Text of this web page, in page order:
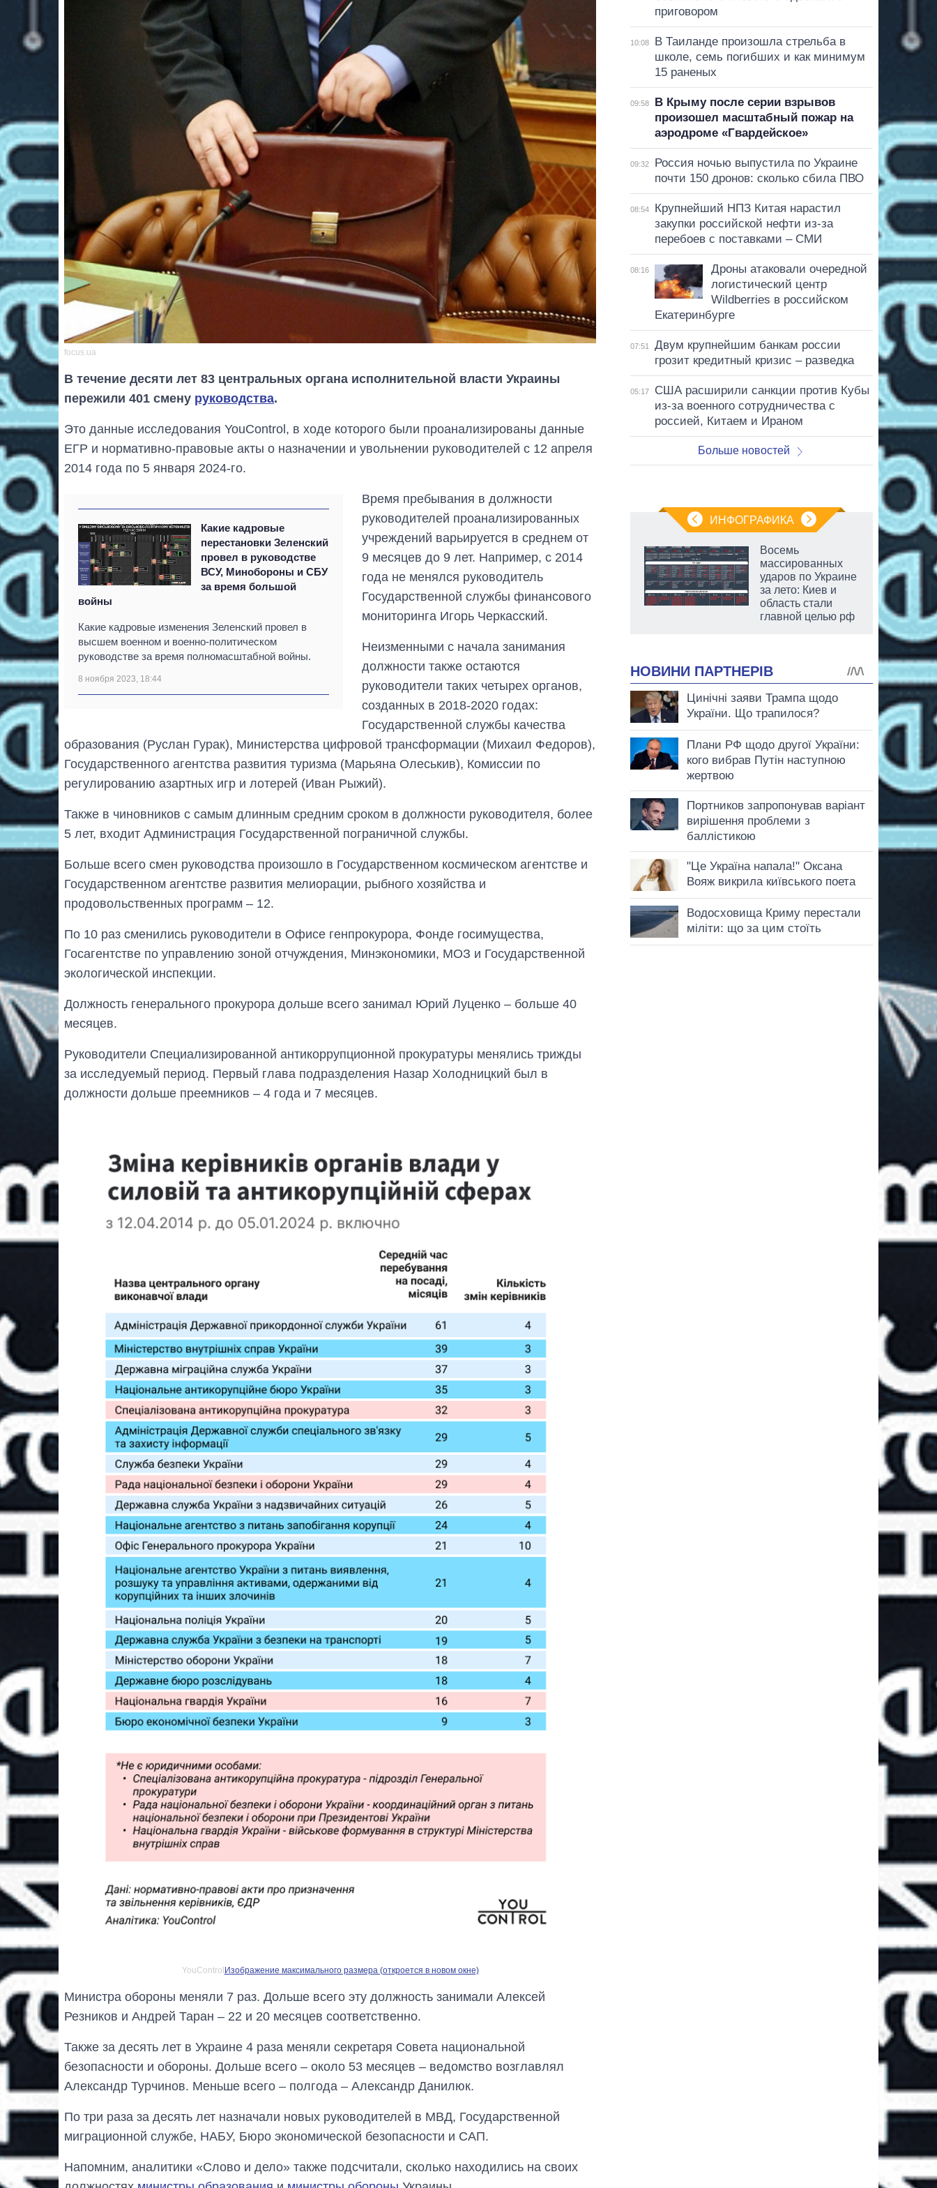
focus.ua
В течение десяти лет 83 центральных органа исполнительной власти Украины
пережили 401 смену руководства.
Это данные исследования YouControl, в ходе которого были проанализированы данные
ЕГР и нормативно-правовые акты о назначении и увольнении руководителей с 12 апреля
2014 года по 5 января 2024-го.
Какие кадровые
перестановки Зеленский
провел в руководстве
ВСУ, Минобороны и СБУ
за время большой
войны
Какие кадровые изменения Зеленский провел в
высшем военном и военно-политическом
руководстве за время полномасштабной войны.
8 ноября 2023, 18:44
Время пребывания в должности
руководителей проанализированных
учреждений варьируется в среднем от
9 месяцев до 9 лет. Например, с 2014
года не менялся руководитель
Государственной службы финансового
мониторинга Игорь Черкасский.
Неизменными с начала занимания
должности также остаются
руководители таких четырех органов,
созданных в 2018-2020 годах:
Государственной службы качества
образования (Руслан Гурак), Министерства цифровой трансформации (Михаил Федоров),
Государственного агентства развития туризма (Марьяна Олеськив), Комиссии по
регулированию азартных игр и лотерей (Иван Рыжий).
Также в чиновников с самым длинным средним сроком в должности руководителя, более
5 лет, входит Администрация Государственной пограничной службы.
Больше всего смен руководства произошло в Государственном космическом агентстве и
Государственном агентстве развития мелиорации, рыбного хозяйства и
продовольственных программ – 12.
По 10 раз сменились руководители в Офисе генпрокурора, Фонде госимущества,
Госагентстве по управлению зоной отчуждения, Минэкономики, МОЗ и Государственной
экологической инспекции.
Должность генерального прокурора дольше всего занимал Юрий Луценко – больше 40
месяцев.
Руководители Специализированной антикоррупционной прокуратуры менялись трижды
за исследуемый период. Первый глава подразделения Назар Холодницкий был в
должности дольше преемников – 4 года и 7 месяцев.
YouControl Изображение максимального размера (откроется в новом окне)
Министра обороны меняли 7 раз. Дольше всего эту должность занимали Алексей
Резников и Андрей Таран – 22 и 20 месяцев соответственно.
Также за десять лет в Украине 4 раза меняли секретаря Совета национальной
безопасности и обороны. Дольше всего – около 53 месяцев – ведомство возглавлял
Александр Турчинов. Меньше всего – полгода – Александр Данилюк.
По три раза за десять лет назначали новых руководителей в МВД, Государственной
миграционной службе, НАБУ, Бюро экономической безопасности и САП.
Напомним, аналитики «Слово и дело» также подсчитали, сколько находились на своих
приговором
10:08
В Таиланде произошла стрельба в
школе, семь погибших и как минимум
15 раненых
09:58
В Крыму после серии взрывов
произошел масштабный пожар на
аэродроме «Гвардейское»
09:32
Россия ночью выпустила по Украине
почти 150 дронов: сколько сбила ПВО
08:54
Крупнейший НПЗ Китая нарастил
закупки российской нефти из-за
перебоев с поставками – СМИ
08:16
Дроны атаковали очередной
логистический центр
Wildberries в российском
Екатеринбурге
07:51
Двум крупнейшим банкам россии
грозит кредитный кризис – разведка
05:17
США расширили санкции против Кубы
из-за военного сотрудничества с
россией, Китаем и Ираном
Больше новостей
ИНФОГРАФИКА
тарифы на
холодную воду в
городах Украины
на начало августа
Восемь
массированных
ударов по Украине
за лето: Киев и
область стали
главной целью рф